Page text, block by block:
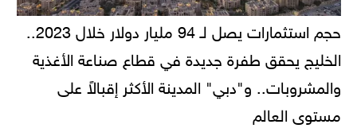
حجم استثمارات يصل لـ 94 مليار دولار خلال 2023..
الخليج يحقق طفرة جديدة في قطاع صناعة الأغذية
والمشروبات.. و"دبي" المدينة الأكثر إقبالاً على
مستوى العالم